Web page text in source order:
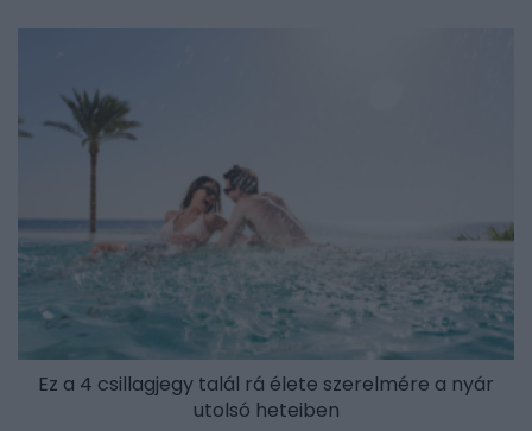
Ez a 4 csillagjegy talál rá élete szerelmére a nyár
utolsó heteiben